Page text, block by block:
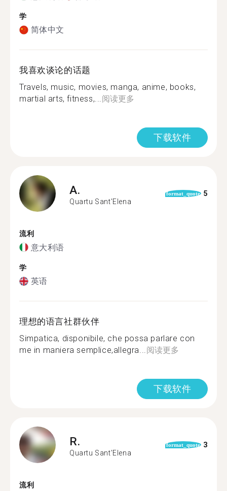
学
简体中文
我喜欢谈论的话题
Travels, music, movies, manga, anime, books,
martial arts, fitness,...阅读更多
下载软件
A.
Quartu Sant'Elena
format_quote 5
流利
意大利语
学
英语
理想的语言社群伙伴
Simpatica, disponibile, che possa parlare con
me in maniera semplice,allegra...阅读更多
下载软件
R.
Quartu Sant'Elena
format_quote 3
流利